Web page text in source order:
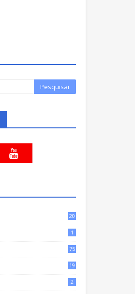
20
1
75
19
2